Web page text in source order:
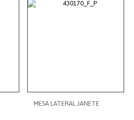
MESA LATERAL JANETE